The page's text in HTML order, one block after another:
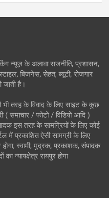
न्यूज़ के अलावा राजनीति, प्रशासन,
बिजनेस, सेहत, ब्यूटी, रोजगार
है।
भी तरह के विवाद के लिए साइट के कुछ
( समाचार / फोटो / विडियो आदि )
इस तरह के सामग्रियों के लिए कोई
में प्रकाशित ऐसी सामग्री के लिए
होगा, स्वामी, मुद्रक, प्रकाशक, संपादक
का न्यायक्षेत्र रायपुर होगा